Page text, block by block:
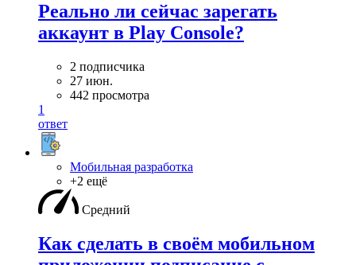
Реально ли сейчас зарегать
аккаунт в Play Console?
2 подписчика
27 июн.
442 просмотра
1
ответ
Мобильная разработка
+2 ещё
Средний
Как сделать в своём мобильном